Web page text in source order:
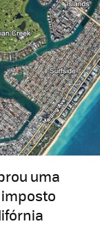
uma